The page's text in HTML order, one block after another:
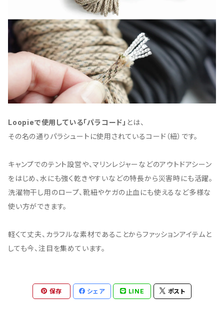
Loopieで使用している「パラコード」 とは、
その名の通りパラシュートに使用されているコード（紐）です。
キャンプでのテント設営や、マリンレジャーなどのアウトドアシーン
をはじめ、水にも強く乾きやすいなどの特長から災害時にも活躍。
洗濯物干し用のロープ、靴紐やケガの止血にも使えるなど多様な
使い方ができます。
軽くて丈夫、カラフルな素材であることからファッションアイテムと
しても今、注目を集めています。
保存 シェア LINE ポスト